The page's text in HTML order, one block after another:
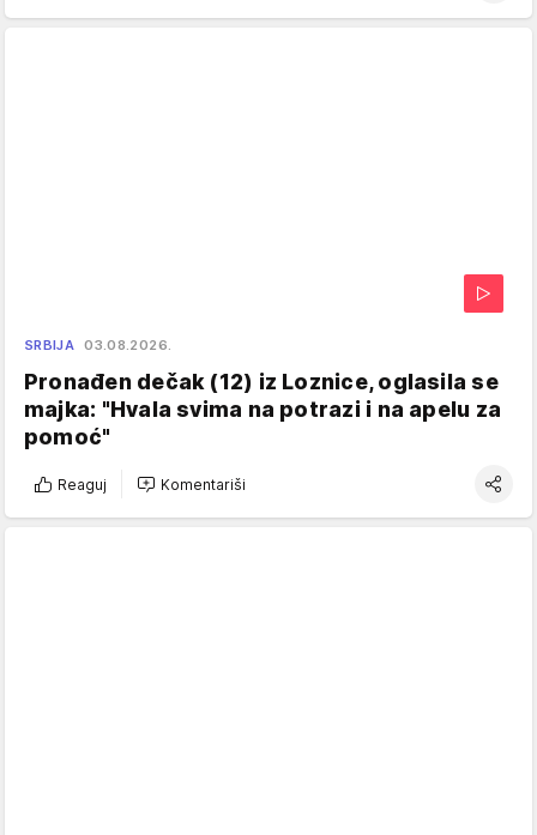
SRBIJA 03.08.2026.
Pronađen dečak (12) iz Loznice, oglasila se
majka: "Hvala svima na potrazi i na apelu za
pomoć"
Reaguj Komentariši